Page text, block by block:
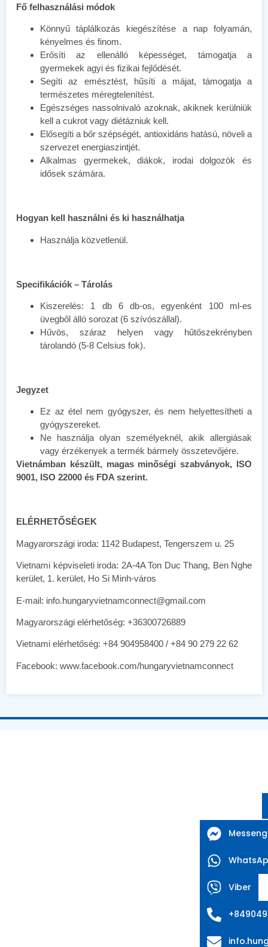
Fő felhasználási módok
Könnyű táplálkozás kiegészítése a nap folyamán,
kényelmes és finom.
Erősíti az ellenálló képességet, támogatja a
gyermekek agyi és fizikai fejlődését.
Segíti az emésztést, hűsíti a májat, támogatja a
természetes méregtelenítést.
Egészséges nassolnivaló azoknak, akiknek kerülniük
kell a cukrot vagy diétázniuk kell.
Elősegíti a bőr szépségét, antioxidáns hatású, növeli a
szervezet energiaszintjét.
Alkalmas gyermekek, diákok, irodai dolgozók és
idősek számára.
Hogyan kell használni és ki használhatja
Használja közvetlenül.
Specifikációk – Tárolás
Kiszerelés: 1 db 6 db-os, egyenként 100 ml-es
üvegből álló sorozat (6 szívószállal).
Hűvös, száraz helyen vagy hűtőszekrényben
tárolandó (5-8 Celsius fok).
Jegyzet
Ez az étel nem gyógyszer, és nem helyettesítheti a
gyógyszereket.
Ne használja olyan személyeknél, akik allergiásak
vagy érzékenyek a termék bármely összetevőjére.
Vietnámban készült, magas minőségi szabványok, ISO
9001, ISO 22000 és FDA szerint.
ELÉRHETŐSÉGEK
Magyarországi iroda: 1142 Budapest, Tengerszem u. 25
Vietnami képviseleti iroda: 2A-4A Ton Duc Thang, Ben Nghe
kerület, 1. kerület, Ho Si Minh-város
E-mail: info.hungaryvietnamconnect@gmail.com
Magyarországi elérhetőség: +36300726889
Vietnami elérhetőség: +84 904958400 / +84 90 279 22 62
Facebook: www.facebook.com/hungaryvietnamconnect
Viber